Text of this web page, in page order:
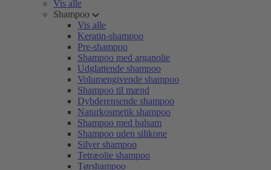
Vis alle
Shampoo
Vis alle
Keratin-shampoo
Pre-shampoo
Shampoo med arganolie
Udglattende shampoo
Volumengivende shampoo
Shampoo til mænd
Dybderensende shampoo
Naturkosmetik shampoo
Shampoo med balsam
Shampoo uden silikone
Silver shampoo
Tetræolie shampoo
Tørshampoo